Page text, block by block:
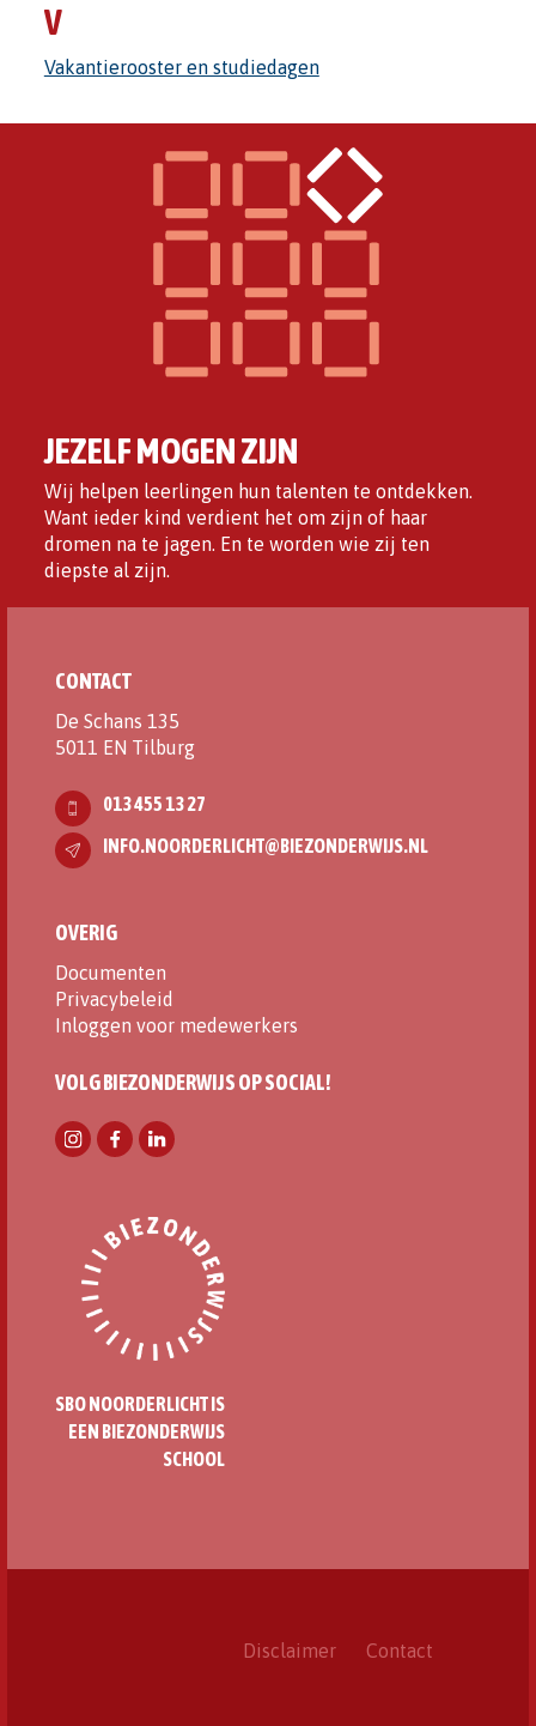
V
Vakantierooster en studiedagen
JEZELF MOGEN ZIJN
Wij helpen leerlingen hun talenten te ontdekken.
Want ieder kind verdient het om zijn of haar
dromen na te jagen. En te worden wie zij ten
diepste al zijn.
CONTACT
De Schans 135
5011 EN Tilburg
013 455 13 27
INFO.NOORDERLICHT@BIEZONDERWIJS.NL
OVERIG
Documenten
Privacybeleid
Inloggen voor medewerkers
VOLG BIEZONDERWIJS OP SOCIAL!
SBO NOORDERLICHT IS
EEN BIEZONDERWIJS
SCHOOL
Disclaimer Contact